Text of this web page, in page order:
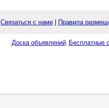
Связаться с нами Правила
Доска объявлений. Бесплатные